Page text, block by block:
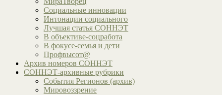
Социальные инновации
Интонации социального
Лучшая статья СОННЭТ
В объективе-соцработа
В фокусе-семья и дети
Профвысот@
Архив номеров СОННЭТ
СОННЭТ-архивные рубрики
События Регионов (архив)
Мировоззрение